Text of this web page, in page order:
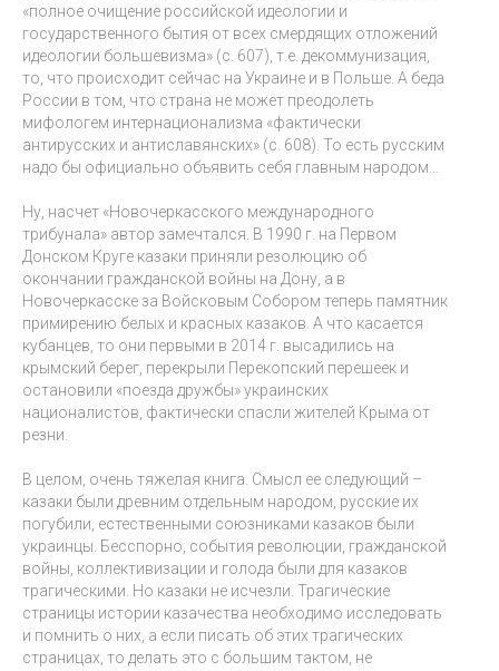
«полное очищение российской идеологии и
государственного бытия от всех смердящих отложений
идеологии большевизма» (с. 607), т.е. декоммунизация,
то, что происходит сейчас на Украине и в Польше. А беда
России в том, что страна не может преодолеть
мифологем интернационализма «фактически
антирусских и антиславянских» (с. 608). То есть русским
надо бы официально объявить себя главным народом…
Ну, насчет «Новочеркасского международного
трибунала» автор замечтался. В 1990 г. на Первом
Донском Круге казаки приняли резолюцию об
окончании гражданской войны на Дону, а в
Новочеркасске за Войсковым Собором теперь памятник
примирению белых и красных казаков. А что касается
кубанцев, то они первыми в 2014 г. высадились на
крымский берег, перекрыли Перекопский перешеек и
остановили «поезда дружбы» украинских
националистов, фактически спасли жителей Крыма от
резни.
В целом, очень тяжелая книга. Смысл ее следующий –
казаки были древним отдельным народом, русские их
погубили, естественными союзниками казаков были
украинцы. Бесспорно, события революции, гражданской
войны, коллективизации и голода были для казаков
трагическими. Но казаки не исчезли. Трагические
страницы истории казачества необходимо исследовать
и помнить о них, а если писать об этих трагических
страницах, то делать это с большим тактом, не